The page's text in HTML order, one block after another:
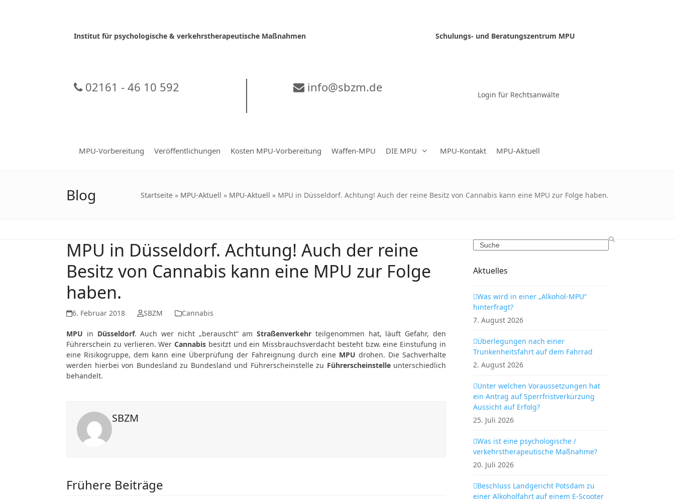
Institut für psychologische & verkehrstherapeutische Maßnahmen
Schulungs- und Beratungszentrum MPU
02161 - 46 10 592 info@sbzm.de
Login für Rechtsanwälte
MPU-Vorbereitung Veröffentlichungen Kosten MPU-Vorbereitung Waffen-MPU DIE MPU MPU-Kontakt MPU-Aktuell
Blog Startseite » MPU-Aktuell » MPU-Aktuell » MPU in Düsseldorf. Achtung! Auch der reine Besitz von Cannabis kann eine MPU zur Folge haben.
MPU in Düsseldorf. Achtung! Auch der reine
Besitz von Cannabis kann eine MPU zur Folge
haben.
6. Februar 2018 SBZM Cannabis
MPU in Düsseldorf. Auch wer nicht „berauscht“ amStraßenverkehr teilgenommen hat, läuft Gefahr, den
Führerschein zu verlieren. WerCannabis besitzt und ein Missbrauchsverdacht besteht bzw. eine Einstufung in
eine Risikogruppe, dem kann eine Überprüfung der Fahreignung durch eine MPU drohen. Die Sachverhalte
werden hierbei von Bundesland zu Bundesland und Führerscheinstelle zu Führerscheinstelleunterschiedlich
behandelt.
SBZM
Frühere Beiträge
Search
Aktuelles
Was wird in einer „Alkohol-MPU“
hinterfragt?
7. August 2026
Überlegungen nach einer
Trunkenheitsfahrt auf dem Fahrrad
2. August 2026
Unter welchen Voraussetzungen hat
ein Antrag auf Sperrfristverkürzung
Aussicht auf Erfolg?
25. Juli 2026
Was ist eine psychologische /
verkehrstherapeutische Maßnahme?
20. Juli 2026
Beschluss Landgericht Potsdam zu
einer Alkoholfahrt auf einem E-Scooter